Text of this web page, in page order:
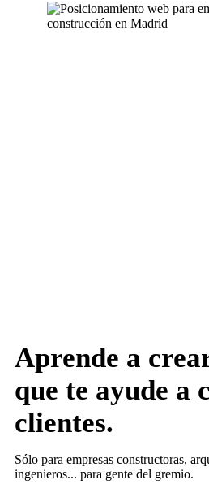
Aprende a
que te ayude a
clientes.
Sólo para empresas constructoras,
ingenieros... para gente del gremio.